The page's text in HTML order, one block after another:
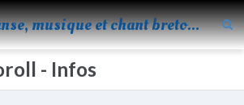
Culture, danse, musique et chant bretons
- Infos